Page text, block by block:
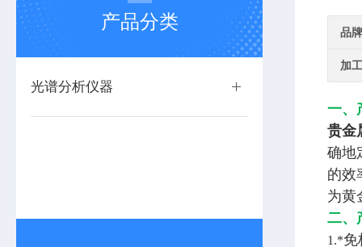
产品分类
光谱分析仪器
品牌
加
一、
贵金
确地
的效
为黄
二、
1.*免